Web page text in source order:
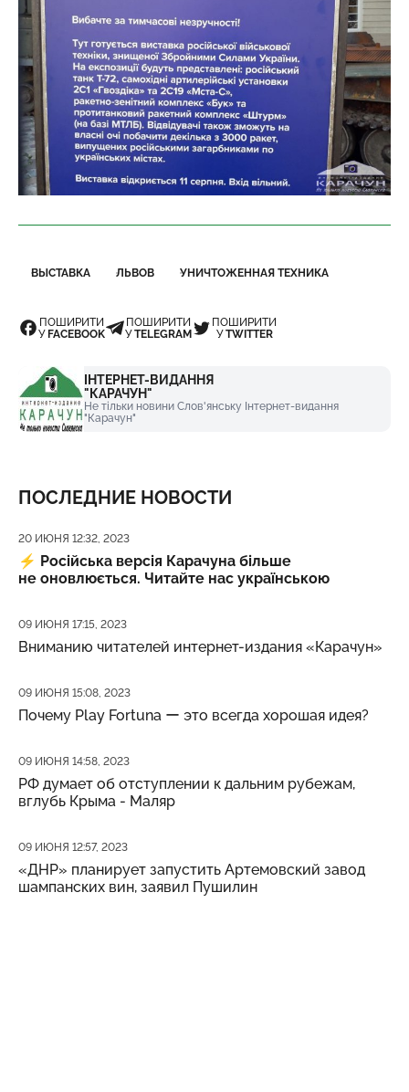
ВЫСТАВКА ЛЬВОВ УНИЧТОЖЕННАЯ ТЕХНИКА
ПОШИРИТИ
У FACEBOOK
ПОШИРИТИ
УTELEGRAM
ПОШИРИТИ
УTWITTER
ІНТЕРНЕТ-ВИДАННЯ
"КАРАЧУН"
Не тільки новини Слов'янську Інтернет-видання
"Карачун"
ПОСЛЕДНИЕ НОВОСТИ
Дата публикации
20 ИЮНЯ 12:32, 2023
⚡️ Російська версія Карачуна більше
не оновлюється. Читайте нас українською
Дата публикации
09 ИЮНЯ 17:15, 2023
Вниманию читателей интернет-издания «Карачун»
Дата публикации
09 ИЮНЯ 15:08, 2023
Почему Play Fortuna ー это всегда хорошая идея?
Дата публикации
09 ИЮНЯ 14:58, 2023
РФ думает об отступлении к дальним рубежам,
вглубь Крыма - Маляр
Дата публикации
09 ИЮНЯ 12:57, 2023
«ДНР» планирует запустить Артемовский завод
шампанских вин, заявил Пушилин